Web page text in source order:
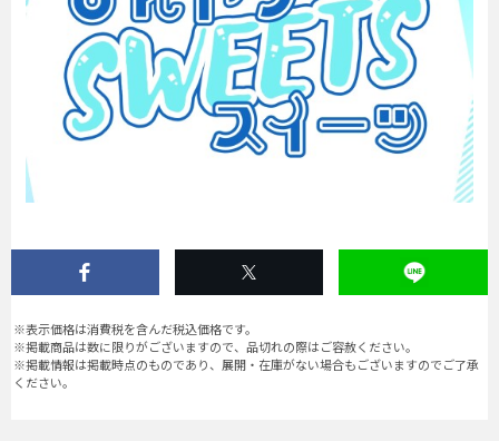
※表示価格は消費税を含んだ税込価格です。
※掲載商品は数に限りがございますので、品切れの際はご容赦ください。
※掲載情報は掲載時点のものであり、展開・在庫がない場合もございますのでご了承
ください。